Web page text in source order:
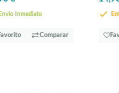
Envío Inmediato
Comparar